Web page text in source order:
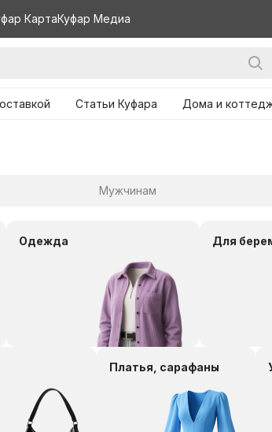
КартаКуфар Медиа
Статьи Куфара Дома и
Мужчинам
Одежда Для
Платья, сарафаны